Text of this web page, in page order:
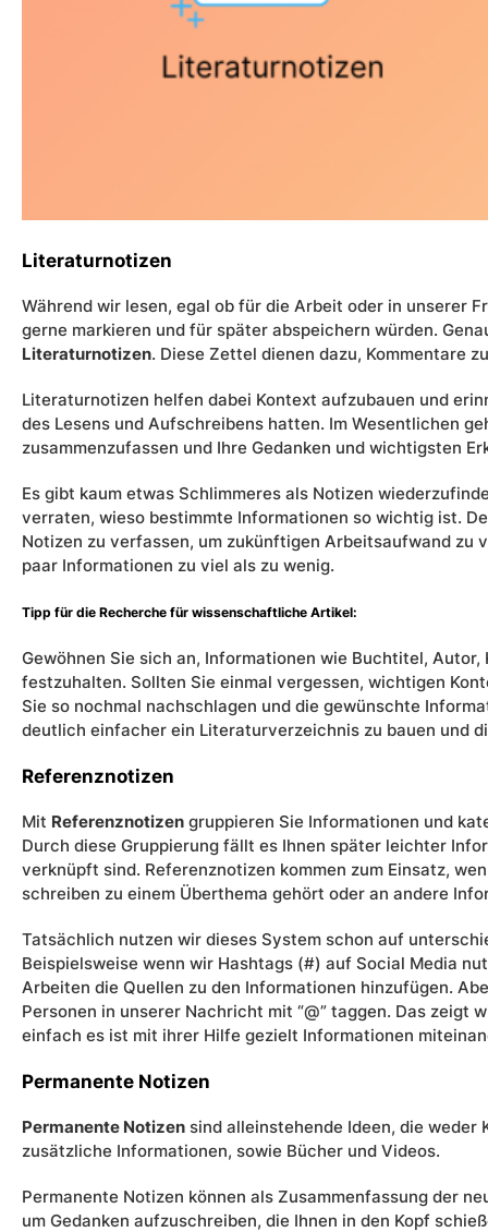
Literaturnotizen
Während wir lesen, egal ob für die Arbeit oder in unserer
gerne markieren und für später abspeichern würden.
Literaturnotizen. Diese Zettel dienen dazu, Kommentare
Literaturnotizen helfen dabei Kontext aufzubauen und
des Lesens und Aufschreibens hatten. Im Wesentlichen
zusammenzufassen und Ihre Gedanken und wichtigsten
Es gibt kaum etwas Schlimmeres als Notizen
verraten, wieso bestimmte Informationen so wichtig ist.
Notizen zu verfassen, um zukünftigen Arbeitsaufwand zu
paar Informationen zu viel als zu wenig.
Tipp für die Recherche für wissenschaftliche Artikel:
Gewöhnen Sie sich an, Informationen wie Buchtitel,
festzuhalten. Sollten Sie einmal vergessen, wichtigen
Sie so nochmal nachschlagen und die gewünschte
deutlich einfacher ein Literaturverzeichnis zu bauen und
Referenznotizen
Mit Referenznotizen gruppieren Sie Informationen und
Durch diese Gruppierung fällt es Ihnen später leichter
verknüpft sind. Referenznotizen kommen zum Einsatz,
schreiben zu einem Überthema gehört oder an andere
Tatsächlich nutzen wir dieses System schon auf
Beispielsweise wenn wir Hashtags (#) auf Social Media
Arbeiten die Quellen zu den Informationen hinzufügen.
Personen in unserer Nachricht mit “@” taggen. Das zeigt
einfach es ist mit ihrer Hilfe gezielt Informationen
Permanente Notizen
Permanente Notizen sind alleinstehende Ideen, die weder
zusätzliche Informationen, sowie Bücher und Videos.
Permanente Notizen können als Zusammenfassung der
um Gedanken aufzuschreiben, die Ihnen in den Kopf